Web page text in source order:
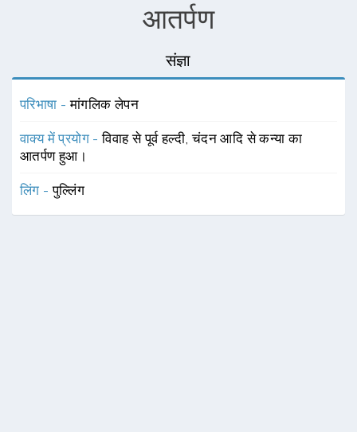
आतर्पण
संज्ञा
परिभाषा -मांगलिक लेपन
वाक्य में प्रयोग -विवाह से पूर्व हल्दी, चंदन आदि से कन्या का
आतर्पण हुआ।
लिंग -पुल्लिंग